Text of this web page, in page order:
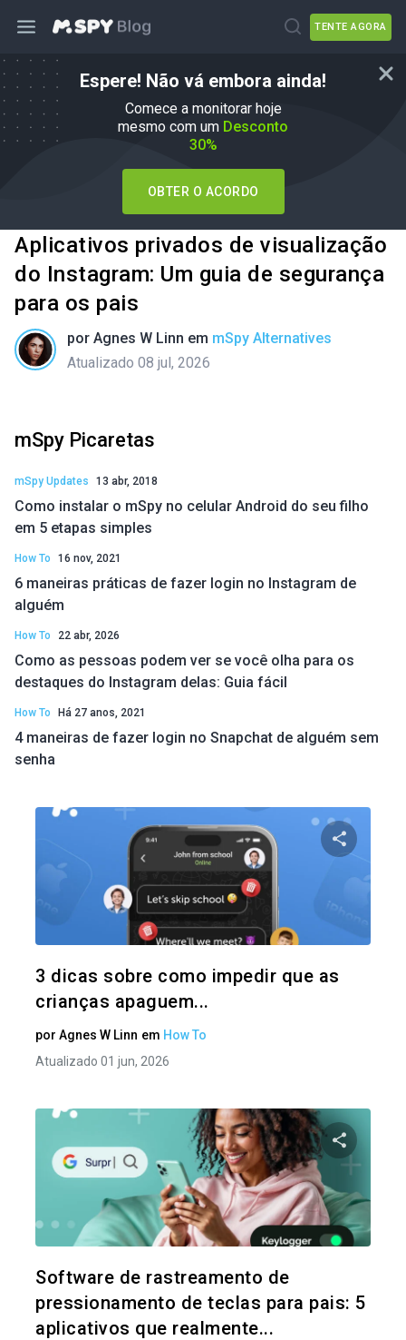
TENTE AGORA
Espere! Não vá embora ainda!
Comece a monitorar hoje
mesmo com um Desconto
30%
OBTER O ACORDO
Aplicativos privados de visualização
do Instagram: Um guia de segurança
para os pais
por Agnes W Linn em mSpy Alternatives
Atualizado 08 jul, 2026
mSpy Picaretas
mSpy Updates 13 abr, 2018
Como instalar o mSpy no celular Android do seu filho
em 5 etapas simples
How To 16 nov, 2021
6 maneiras práticas de fazer login no Instagram de
alguém
How To 22 abr, 2026
Como as pessoas podem ver se você olha para os
destaques do Instagram delas: Guia fácil
How To Há 27 anos, 2021
4 maneiras de fazer login no Snapchat de alguém sem
senha
3 dicas sobre como impedir que as
crianças apaguem...
por Agnes W Linn em How To
Atualizado 01 jun, 2026
Software de rastreamento de
pressionamento de teclas para pais: 5
aplicativos que realmente...